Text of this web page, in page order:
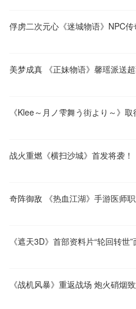
战火重燃《横扫沙城》首发将袭！